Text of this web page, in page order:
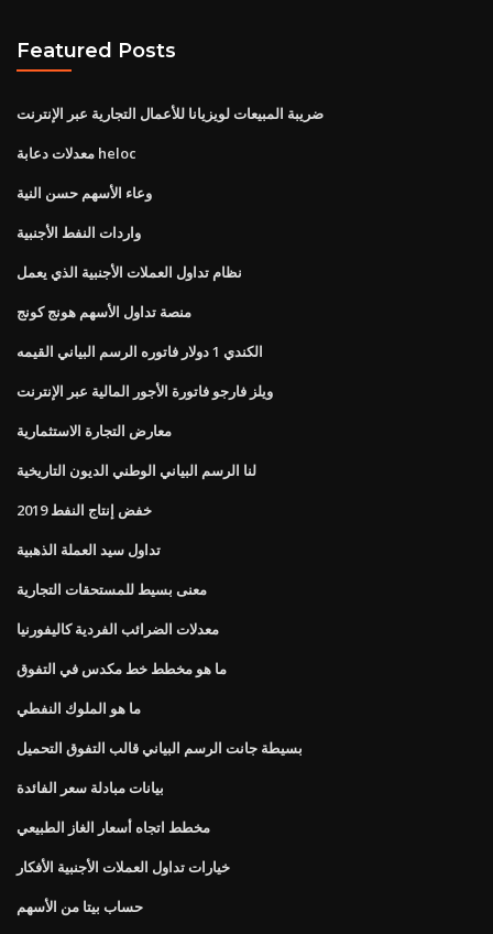
Featured Posts
ضريبة المبيعات لويزيانا للأعمال التجارية عبر الإنترنت
معدلات دعابة heloc
وعاء الأسهم حسن النية
واردات النفط الأجنبية
نظام تداول العملات الأجنبية الذي يعمل
منصة تداول الأسهم هونج كونج
الكندي 1 دولار فاتوره الرسم البياني القيمه
ويلز فارجو فاتورة الأجور المالية عبر الإنترنت
معارض التجارة الاستثمارية
لنا الرسم البياني الوطني الديون التاريخية
خفض إنتاج النفط 2019
تداول سيد العملة الذهبية
معنى بسيط للمستحقات التجارية
معدلات الضرائب الفردية كاليفورنيا
ما هو مخطط خط مكدس في التفوق
ما هو الملوك النفطي
بسيطة جانت الرسم البياني قالب التفوق التحميل
بيانات مبادلة سعر الفائدة
مخطط اتجاه أسعار الغاز الطبيعي
خيارات تداول العملات الأجنبية الأفكار
حساب بيتا من الأسهم